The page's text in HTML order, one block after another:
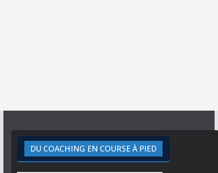
DU COACHING EN COURSE À PIED